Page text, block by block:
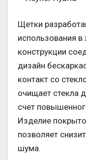
Щетки
использования
конструкции
дизайн
контакт со
очищает стекла
счет
Изделие
позволяет
шума.